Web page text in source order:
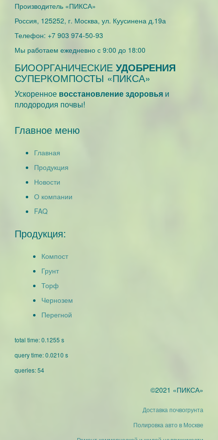
Производитель «ПИКСА»
Россия, 125252, г. Москва, ул. Куусинена д.19а
Телефон: +7 903 974-50-93
Мы работаем ежедневно с 9:00 до 18:00
БИООРГАНИЧЕСКИЕ УДОБРЕНИЯ
СУПЕРКОМПОСТЫ «ПИКСА»
Ускоренное восстановление здоровья и
плодородия почвы!
Главное меню
Главная
Продукция
Новости
О компании
FAQ
Продукция:
Компост
Грунт
Торф
Чернозем
Перегной
total time: 0.1255 s
query time: 0.0210 s
queries: 54
©2021 «ПИКСА»
Доставка почвогрунта
Полировка авто в Москве